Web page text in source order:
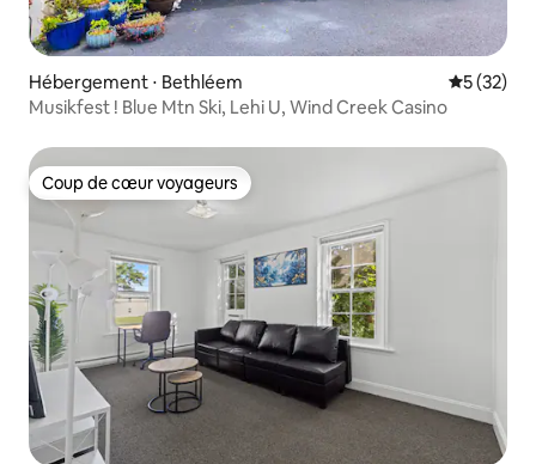
Hébergement ⋅ Bethléem
5 (32)
Musikfest ! Blue Mtn Ski, Lehi U, Wind Creek Casino
Coup de cœur voyageurs
Coup de cœur voyageurs